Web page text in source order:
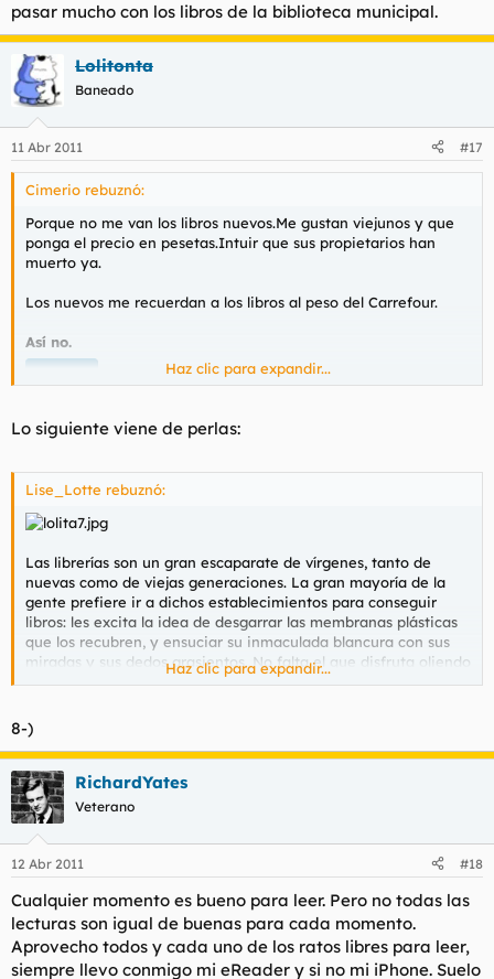
pasar mucho con los libros de la biblioteca municipal.
Lolitonta
Baneado
11 Abr 2011 #17
Cimerio rebuznó:
Porque no me van los libros nuevos.Me gustan viejunos y que
ponga el precio en pesetas.Intuir que sus propietarios han
muerto ya.
Los nuevos me recuerdan a los libros al peso del Carrefour.
Así no.
Haz clic para expandir...
Lo siguiente viene de perlas:
Lise_Lotte rebuznó:
Las librerías son un gran escaparate de vírgenes, tanto de
nuevas como de viejas generaciones. La gran mayoría de la
gente prefiere ir a dichos establecimientos para conseguir
libros: les excita la idea de desgarrar las membranas plásticas
que los recubren, y ensuciar su inmaculada blancura con sus
miradas y sus dedos grasientos. No falta el que disfruta oliendo
las fragancias que caracterizan a los vírgenes: intensa,
putas. Somos nosotros los que las desvirgamos, y si lo hacemos
bien, las marcamos para siempre. Aún son jóvenes, y no
queremos que nos olviden tan pronto.
***************
Sin embargo, algunos preferimos la dignidad que otorga la
madurez y la vejez a la descarada belleza virginal. Un libro
abnegado, amarillento y polvoriento tras esperar años, lustros,
Haz clic para expandir...
8-)
RichardYates
Veterano
12 Abr 2011 #18
Cualquier momento es bueno para leer. Pero no todas las
lecturas son igual de buenas para cada momento.
Aprovecho todos y cada uno de los ratos libres para leer,
siempre llevo conmigo mi eReader y si no mi iPhone. Suelo